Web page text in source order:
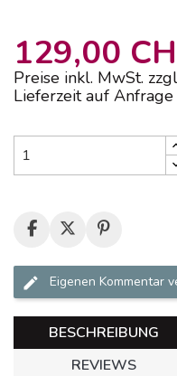
129,00
Preise inkl. MwSt.
Lieferzeit auf Anfrage
Eigenen Kommentar
BESCHREIBUNG
REVIEWS